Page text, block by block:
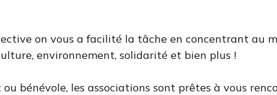
on vous a facilité la tâche en concentrant au
environnement, solidarité et bien plus !
bénévole, les associations sont prêtes à vous